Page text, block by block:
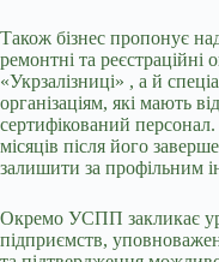
Також бізнес пропонує
ремонтні та реєстраційні
«Укрзалізниці» , а й
організаціям, які мають
сертифікований персонал.
місяців після його
залишити за профільним
Окремо УСПП закликає
підприємств,